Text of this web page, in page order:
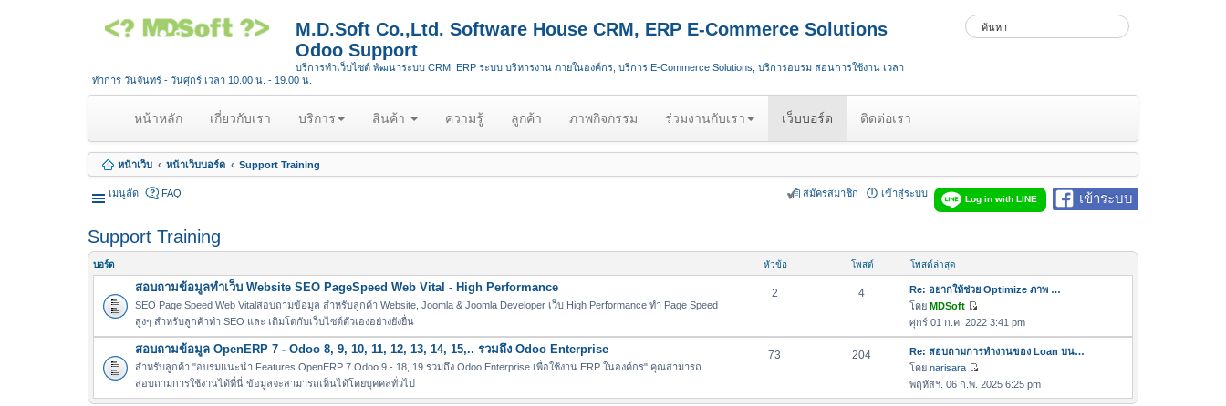
M.D.Soft Co.,Ltd. Software House CRM, ERP E-Commerce Solutions
Odoo Support
บริการทำเว็บไซต์ พัฒนาระบบ CRM, ERP ระบบ บริหารงาน ภายในองค์กร, บริการ E-Commerce Solutions, บริการอบรม สอนการใช้งาน เวลา
ทำการ วันจันทร์ - วันศุกร์ เวลา 10.00 น. - 19.00 น.
หน้าหลัก(
u
r
n
t
เกี่ยวกับเรา บริการ สินค้า ความรู้ ลูกค้า ภาพกิจกรรม ร่วมงานกับเรา เว็บบอร์ด ติดต่อเรา
หน้าเว็บ หน้าเว็บบอร์ด Support Training
เมนูลัด เข้าระบบ
Log in with LINE
FAQ เข้าสู่ระบบ
สมัครสมาชิก
Support Training
บอร์ด หัวข้อ โพสต์ โพสต์ล่าสุด
สอบถามข้อมูลทำเว็บ Website SEO PageSpeed Web Vital - High Performance
SEO Page Speed Web Vitalสอบถามข้อมูล สำหรับลูกค้า Website, Joomla & Joomla Developer เว็บ High Performance ทำ Page Speed
สูงๆ สำหรับลูกค้าทำ SEO และ เติมโตกับเว็บไซต์ตัวเองอย่างยังยื่น
2 4
Re: อยากให้ช่วย Optimize ภาพ …
โดย MDSoft
ดู
ข้
อ
ว
า
ศุกร์ 01 ก.ค. 2022 3:41 pm
สอบถามข้อมูล OpenERP 7 - Odoo 8, 9, 10, 11, 12, 13, 14, 15,.. รวมถึง Odoo Enterprise
สำหรับลูกค้า "อบรมแนะนำ Features OpenERP 7 Odoo 9 - 18, 19 รวมถึง Odoo Enterprise เพื่อใช้งาน ERP ในองค์กร" คุณสามารถ
สอบถามการใช้งานได้ที่นี่ ข้อมูลจะสามารถเห็นได้โดยบุคคลทั่วไป
73 204
Re: สอบถามการทำงานของ Loan บน…
โดย narisara
ดู
ข้
พฤหัสฯ. 06 ก.พ. 2025 6:25 pm